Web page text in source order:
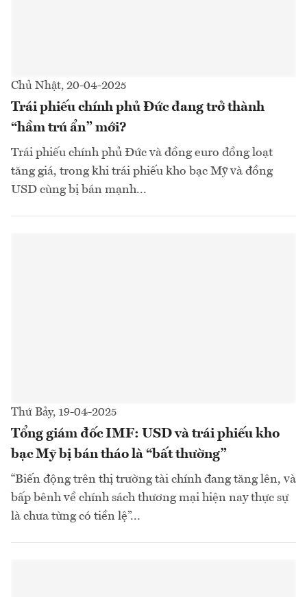
Chủ Nhật, 20-04-2025
Trái phiếu chính phủ Đức đang trở thành
“hầm trú ẩn” mới?
Trái phiếu chính phủ Đức và đồng euro đồng loạt
tăng giá, trong khi trái phiếu kho bạc Mỹ và đồng
USD cùng bị bán mạnh...
Thứ Bảy, 19-04-2025
Tổng giám đốc IMF: USD và trái phiếu kho
bạc Mỹ bị bán tháo là “bất thường”
“Biến động trên thị trường tài chính đang tăng lên, và
bấp bênh về chính sách thương mại hiện nay thực sự
là chưa từng có tiền lệ”...